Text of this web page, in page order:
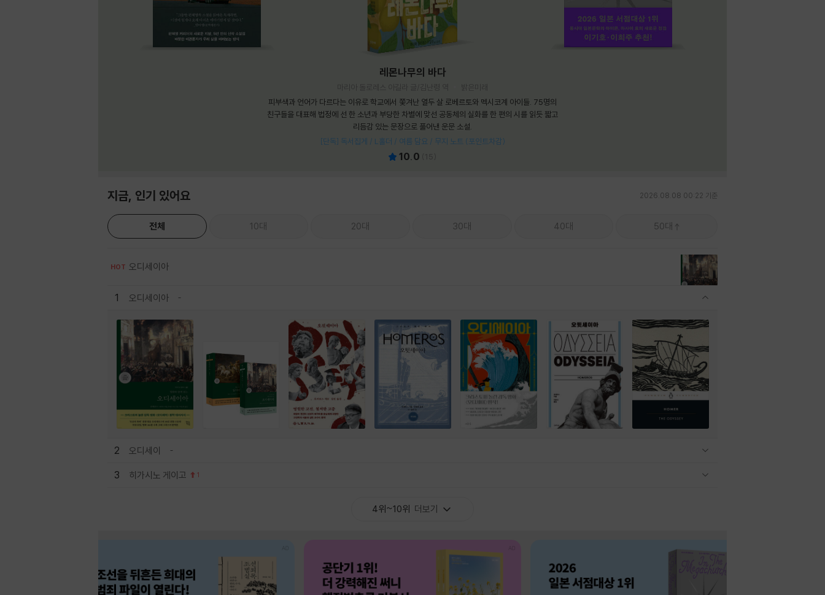
레몬나무의 바다
피부색과 언어가 다르다는 이유로 학교에서 쫓겨난 열두 살 로베르토와 멕시코계 아이들. 75명의
친구들을 대표해 법정에 선 한 소년과 부당한 차별에 맞선 공동체의 실화를 한 편의 시를 읽듯 짧고
리듬감 있는 문장으로 풀어낸 운문 소설.
[단독] 독서집게 / L홀더 / 여름 담요 / 무지 노트 (포인트차감)
10.0
지금, 인기 있어요 2026.08.08 00:22 기준
전체 10대 20대 30대 40대 50대
HOT 오디세이아
1 오디세이아
2 오디세이
3 히가시노 게이고 1
4위~10위 더보기